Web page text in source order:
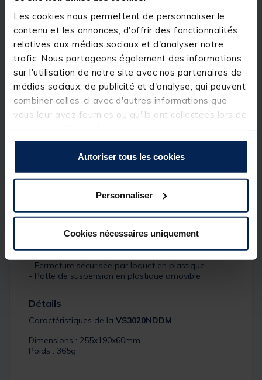
Les cookies nous permettent de personnaliser le
contenu et les annonces, d'offrir des fonctionnalités
relatives aux médias sociaux et d'analyser notre
trafic. Nous partageons également des informations
sur l'utilisation de notre site avec nos partenaires de
médias sociaux, de publicité et d'analyse, qui peuvent
combiner celles-ci avec d'autres informations que
vous leur avez fournies ou qu'ils ont collectées lors de
Autoriser tous les cookies
Personnaliser
Cookies nécessaires uniquement
Description & détails
Description
La Versus VS-3020NDDM est une boite à
compartiments de haute qualité qui est un ajout
indispensable à toute boîte à pêche. La boite de
plastique amovibles qui peuvent être placés dans
des compartiments de tailles différentes pour toutes
les tailles d'articles de pêche. La VS-3020NDDM est
également équipée d'un couvercle à charnière avec
une fermeture à loquet solide qui maintient le
couvercle fermé pendant le transport.
- Couvercle à charnière
- Fermeture sécurisée par loquet en plastique
- Patte de suspension en plastique amovible
Détails
Caractéristiques de la VS3020NDDM :
Dimensions : 255x190x60mm
Poids : 365g